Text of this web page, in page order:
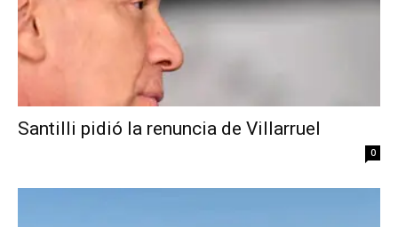
Santilli pidió la renuncia de Villarruel
0